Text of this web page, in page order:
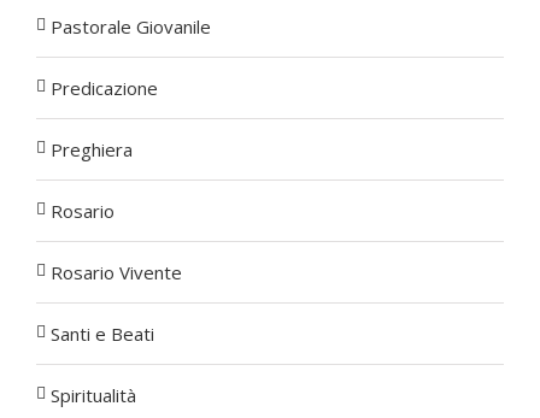
Pastorale Giovanile
Predicazione
Preghiera
Rosario
Rosario Vivente
Santi e Beati
Spiritualità